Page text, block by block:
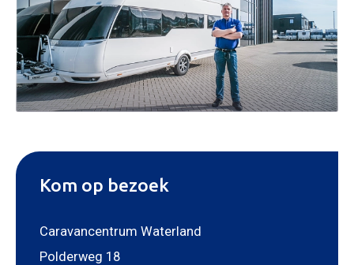
Kom op bezoek
Caravancentrum Waterland
Polderweg 18